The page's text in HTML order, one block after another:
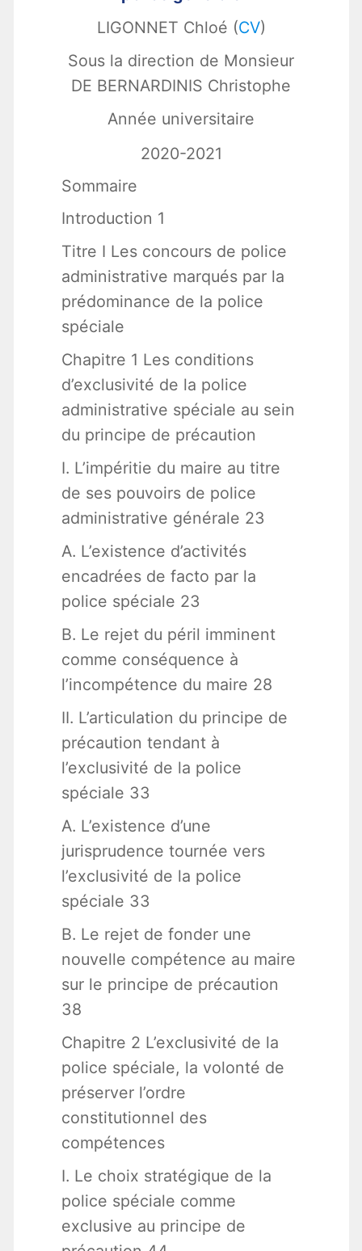
LIGONNET Chloé (CV)
Sous la direction de Monsieur
DE BERNARDINIS Christophe
Année universitaire
2020-2021
Sommaire
Introduction 1
Titre I Les concours de police
administrative marqués par la
prédominance de la police
spéciale
Chapitre 1 Les conditions
d’exclusivité de la police
administrative spéciale au sein
du principe de précaution
I. L’impéritie du maire au titre
de ses pouvoirs de police
administrative générale 23
A. L’existence d’activités
encadrées de facto par la
police spéciale 23
B. Le rejet du péril imminent
comme conséquence à
l’incompétence du maire 28
II. L’articulation du principe de
précaution tendant à
l’exclusivité de la police
spéciale 33
A. L’existence d’une
jurisprudence tournée vers
l’exclusivité de la police
spéciale 33
B. Le rejet de fonder une
nouvelle compétence au maire
sur le principe de précaution
38
Chapitre 2 L’exclusivité de la
police spéciale, la volonté de
préserver l’ordre
constitutionnel des
compétences
I. Le choix stratégique de la
police spéciale comme
exclusive au principe de